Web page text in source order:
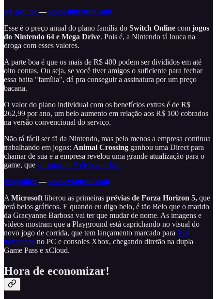
R$ 421,99—www.nintendo.com
Esse é o preço anual do plano família do Switch Online com jogos
do Nintendo 64 e Mega Drive. Pois é, a Nintendo tá louca na
droga com esses valores.
A parte boa é que os mais de R$ 400 podem ser divididos em até
oito contas. Ou seja, se você tiver amigos o suficiente para fechar
essa baita "família", dá pra conseguir a assinatura por um preço
bacana.
O valor do plano individual com os benefícios extras é de R$
262,99 por ano, um belo aumento em relação aos R$ 100 cobrados
na versão convencional do serviço.
Não tá fácil ser fã da Nintendo, mas pelo menos a empresa continua
trabalhando em jogos: Animal Crossing ganhou uma Direct para
chamar de sua e a empresa revelou uma grande atualização para o
game, que chegará em 5 de novembro.
Magnífico—www.youtube.com
AMicrosoftliberou as primeiras prévias de Forza Horizon 5, que
terá belos gráficos. E quando eu digo belo, é tão Belo que o marido
da Gracyanne Barbosa vai ter que mudar de nome. As imagens e
vídeos mostram que a Playground está caprichando no visual do
novo jogo de corrida, que tem lançamento marcado para 9 de
novembro no PC e consoles Xbox, chegando diretão na dupla
Game Pass e xCloud.
Hora de economizar!